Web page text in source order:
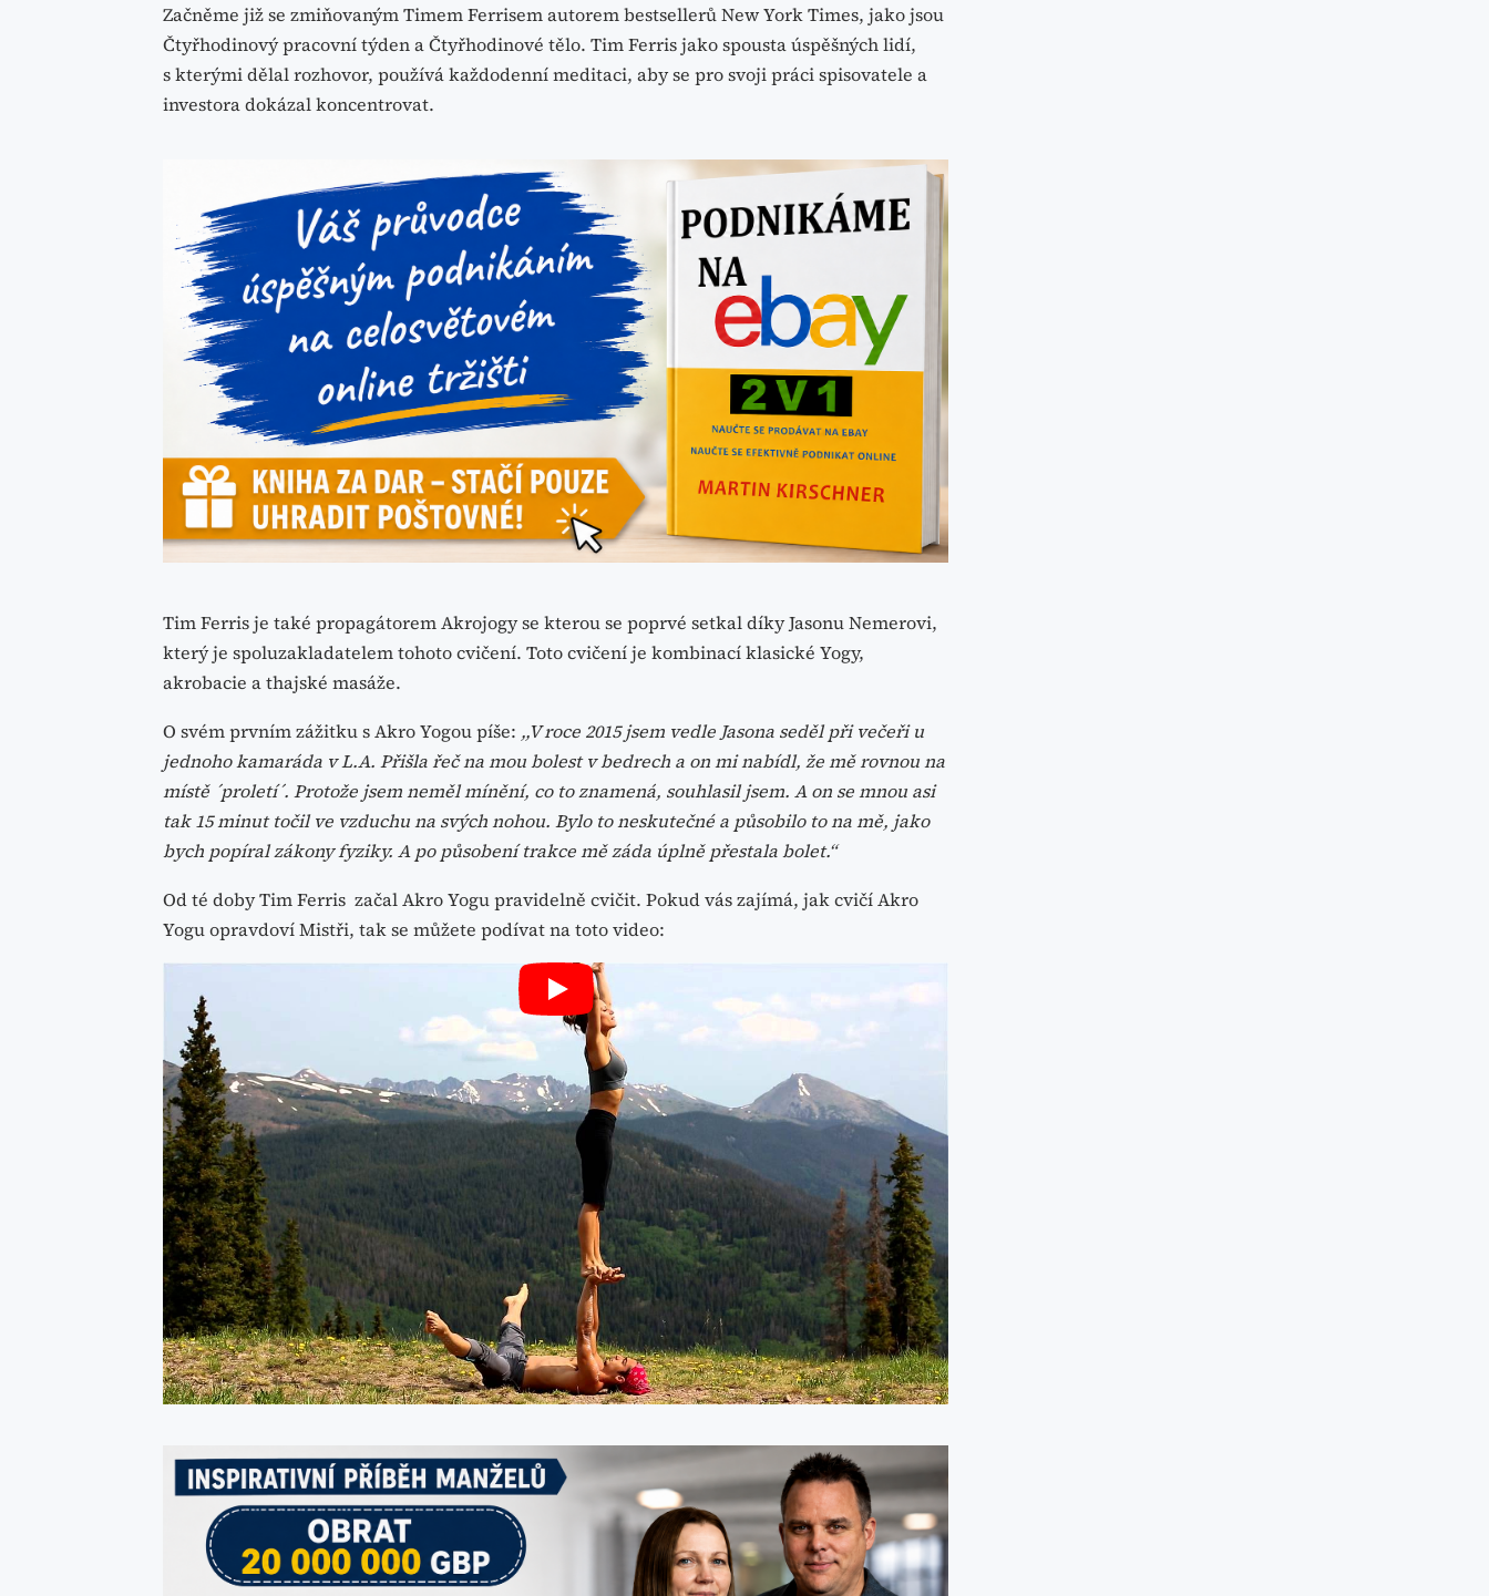
Začněme již se zmiňovaným Timem Ferrisem autorem bestsellerů New York Times, jako jsou
Čtyřhodinový pracovní týden a Čtyřhodinové tělo. Tim Ferris jako spousta úspěšných lidí,
s kterými dělal rozhovor, používá každodenní meditaci, aby se pro svoji práci spisovatele a
investora dokázal koncentrovat.
Tim Ferris je také propagátorem Akrojogy se kterou se poprvé setkal díky Jasonu Nemerovi,
který je spoluzakladatelem tohoto cvičení. Toto cvičení je kombinací klasické Yogy,
akrobacie a thajské masáže.
O svém prvním zážitku s Akro Yogou píše: ,,V roce 2015 jsem vedle Jasona seděl při večeři u
jednoho kamaráda v L.A. Přišla řeč na mou bolest v bedrech a on mi nabídl, že mě rovnou na
místě ´proletí´. Protože jsem neměl mínění, co to znamená, souhlasil jsem. A on se mnou asi
tak 15 minut točil ve vzduchu na svých nohou. Bylo to neskutečné a působilo to na mě, jako
bych popíral zákony fyziky. A po působení trakce mě záda úplně přestala bolet.“
Od té doby Tim Ferris začal Akro Yogu pravidelně cvičit. Pokud vás zajímá, jak cvičí Akro
Yogu opravdoví Mistři, tak se můžete podívat na toto video: